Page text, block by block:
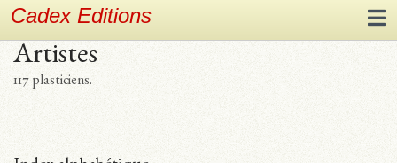
Cadex Editions
Artistes
117 plasticiens.